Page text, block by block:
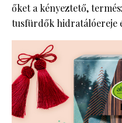
őket a kényeztető,
tusfürdők hidratálóereje